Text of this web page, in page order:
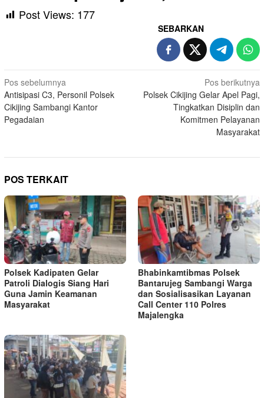
Post Views: 177
SEBARKAN
Navigasi
pos
Pos sebelumnya
Antisipasi C3, Personil Polsek
Cikijing Sambangi Kantor
Pegadaian
Pos berikutnya
Polsek Cikijing Gelar Apel Pagi,
Tingkatkan Disiplin dan
Komitmen Pelayanan
Masyarakat
POS TERKAIT
Polsek Kadipaten Gelar
Patroli Dialogis Siang Hari
Guna Jamin Keamanan
Masyarakat
Bhabinkamtibmas Polsek
Bantarujeg Sambangi Warga
dan Sosialisasikan Layanan
Call Center 110 Polres
Majalengka